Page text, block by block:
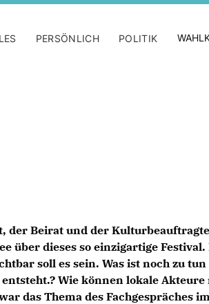
PERSÖNLICH POLITIK
der Beirat und der
über dieses so einzigartige
soll es sein. Was ist noch zu
Wie können lokale
das Thema des Fachgespräches